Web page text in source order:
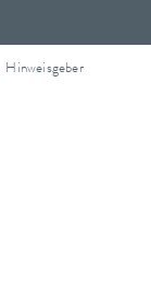
Hinweisgeber